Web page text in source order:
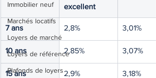
Immobilier neuf
Marchés locatifs
Loyers de marché
Loyers de référence
Plafonds de loyers
excellent
7 ans 2,8% 3,01%
10 ans 2,85% 3,07%
15 ans 2,9% 3,18%